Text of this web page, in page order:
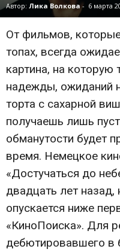
Автор: Лика Волкова- 6 марта
От фильмов,
топах, всегда
картина, на
надежды, ожиданий
торта с сахарной
получаешь лишь
обманутости будет
время. Немецкое
«Достучаться до
двадцать лет назад,
опускается ниже
«КиноПоиска». Для
дебютировавшего в